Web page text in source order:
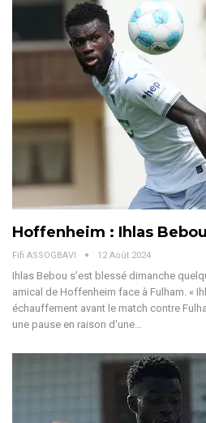
Hoffenheim : Ihlas
Fifi ASSOGBAVI 12 Août 2024
Ihlas Bebou s’est blessé dimanche
amical de Hoffenheim face à Fulham. «
échauffement avant le match contre
une pause en raison d'une…